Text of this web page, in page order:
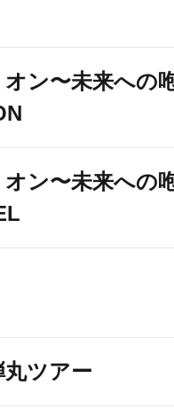
ン〜未来への
ン〜未来への
ツアー